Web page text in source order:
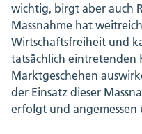
wichtig, birgt aber auch
Massnahme hat
Wirtschaftsfreiheit und
tatsächlich eintretenden
Marktgeschehen
der Einsatz dieser
erfolgt und